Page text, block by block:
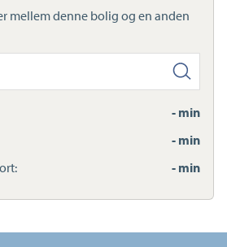
mellem denne bolig og en anden
- min
- min
- min